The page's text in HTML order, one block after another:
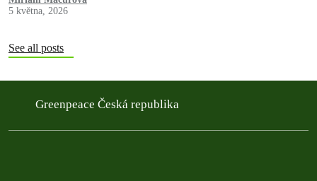
5 května, 2026
See all posts
Greenpeace Česká republika